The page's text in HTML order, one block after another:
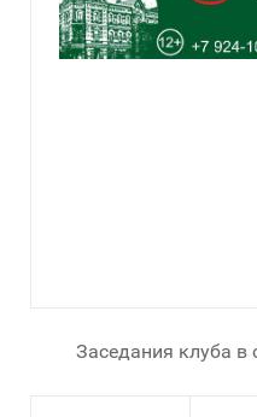
Заседания клуба в